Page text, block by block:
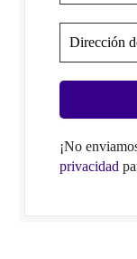
¡No
privacidad